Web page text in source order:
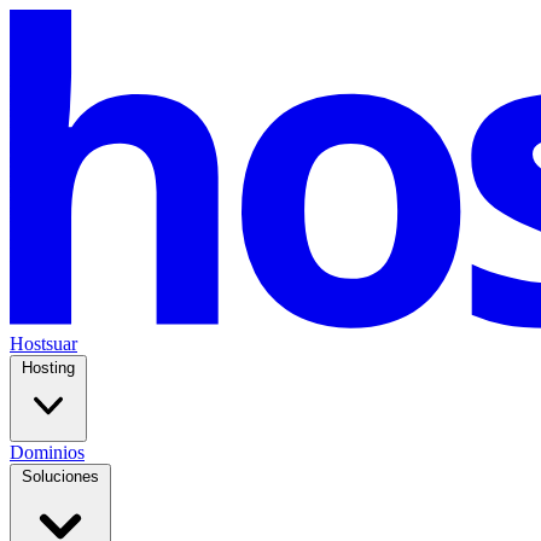
Hostsuar
Hosting
Dominios
Soluciones